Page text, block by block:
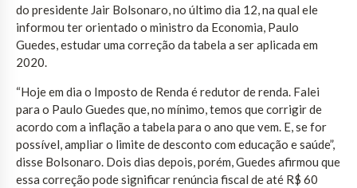
do presidente Jair Bolsonaro, no último dia 12, na qual ele
informou ter orientado o ministro da Economia, Paulo
Guedes, estudar uma correção da tabela a ser aplicada em
2020.
“Hoje em dia o Imposto de Renda é redutor de renda. Falei
para o Paulo Guedes que, no mínimo, temos que corrigir de
acordo com a inflação a tabela para o ano que vem. E, se for
possível, ampliar o limite de desconto com educação e saúde”,
disse Bolsonaro. Dois dias depois, porém, Guedes afirmou que
essa correção pode significar renúncia fiscal de até R$ 60